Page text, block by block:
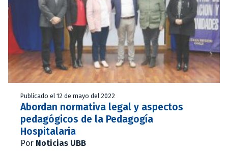
Publicado el 12 de mayo del 2022
Abordan normativa legal y aspectos
pedagógicos de la Pedagogía
Hospitalaria
Por Noticias UBB